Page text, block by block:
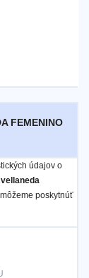
FEMENINO
údajov o
poskytnúť